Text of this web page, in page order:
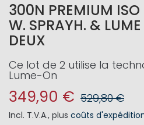
300N PREMIUM ISO
W. SPRAYH. & LUME
DEUX
Ce lot de 2 utilise la
Lume-On
349,90 € 529,80 €
Incl. T.V.A., plus coûts